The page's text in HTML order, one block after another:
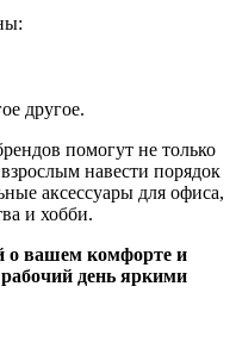
другое.
помогут не только
навести порядок
аксессуары для офиса,
и хобби.
о вашем комфорте и
день яркими